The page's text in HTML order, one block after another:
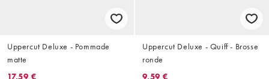
Uppercut Deluxe - Pommade
matte
17,59 €
Uppercut Deluxe - Quiff - Brosse
ronde
9,59 €